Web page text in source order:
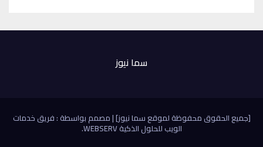
سما نيوز
[جميع الحقوق محفوظة لموقع سما نيوز]|مصمم بواسطة : فريق خدمات
الويب للحلول الذكيةWEBSERV
.